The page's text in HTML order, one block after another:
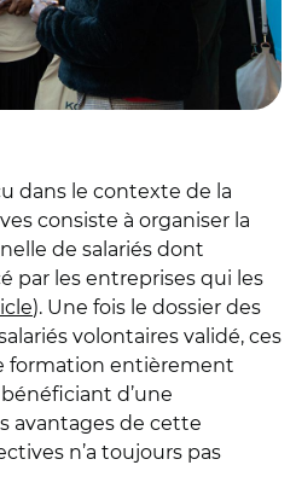
dans le contexte de la
consiste à organiser la
de salariés dont
par les entreprises qui les
). Une fois le dossier des
volontaires validé, ces
formation entièrement
d’une
avantages de cette
n’a toujours pas